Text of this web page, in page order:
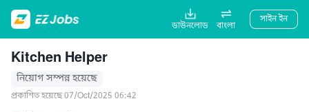
ডাউনলোড বাংলা
সাইন ইন
Kitchen Helper
নিয়োগ সম্পন্ন হয়েছে
প্রকাশিত হয়েছে 07/Oct/2025 06:42